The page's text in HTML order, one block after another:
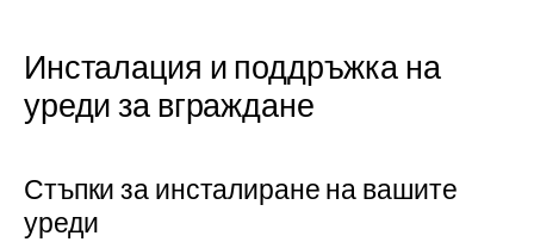
Инсталация и поддръжка на
уреди за вграждане
Стъпки за инсталиране на вашите
уреди